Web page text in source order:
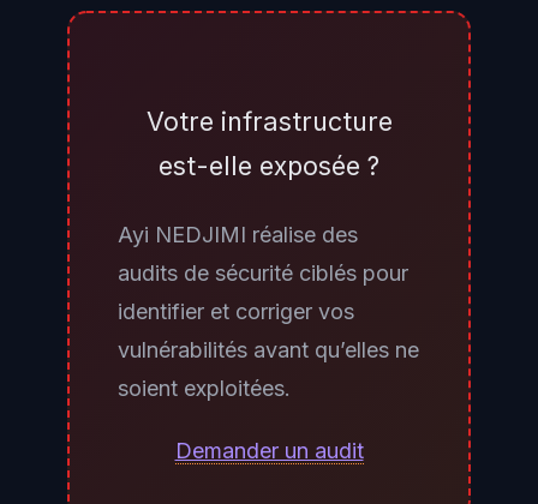
langage naturel dans des scripts
séquences d’exploitation
anormalement rapides (plusieurs
phases en moins d’une minute),
avec variations progressives des
paramètres sur des tentatives
échouées, et des comportements
exploratoires — tentatives sur
Votre infrastructure
est-elle exposée ?
Ayi NEDJIMI réalise des
audits de sécurité ciblés pour
identifier et corriger vos
vulnérabilités avant qu’elles ne
soient exploitées.
Demander un audit